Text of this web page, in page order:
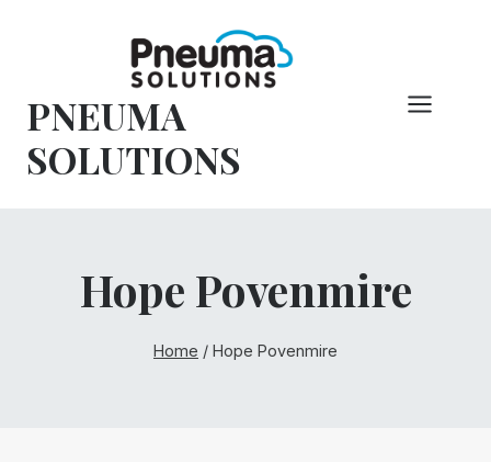
conteúdo
PNEUMA
SOLUTIONS
Hope Povenmire
Home / Hope Povenmire